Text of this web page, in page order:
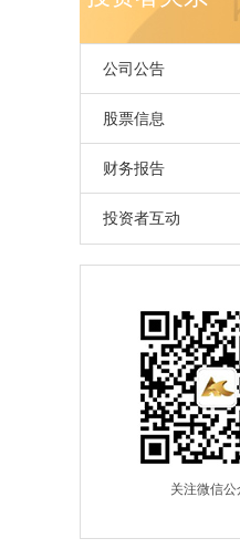
公司公告
股票信息
财务报告
投资者互动
关注微信公